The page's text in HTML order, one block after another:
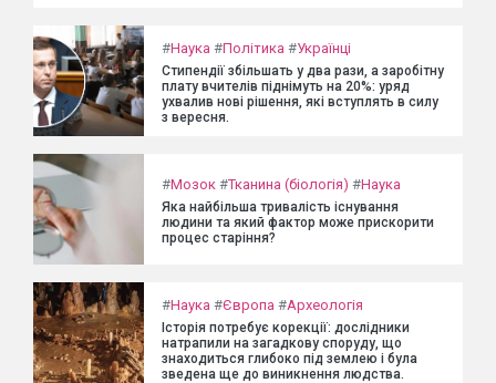
#Наука #Політика #Українці
Стипендії збільшать у два рази, а заробітну
плату вчителів піднімуть на 20%: уряд
ухвалив нові рішення, які вступлять в силу
з вересня.
#Мозок #Тканина (біологія) #Наука
Яка найбільша тривалість існування
людини та який фактор може прискорити
процес старіння?
#Наука #Європа #Археологія
Історія потребує корекції: дослідники
натрапили на загадкову споруду, що
знаходиться глибоко під землею і була
зведена ще до виникнення людства.